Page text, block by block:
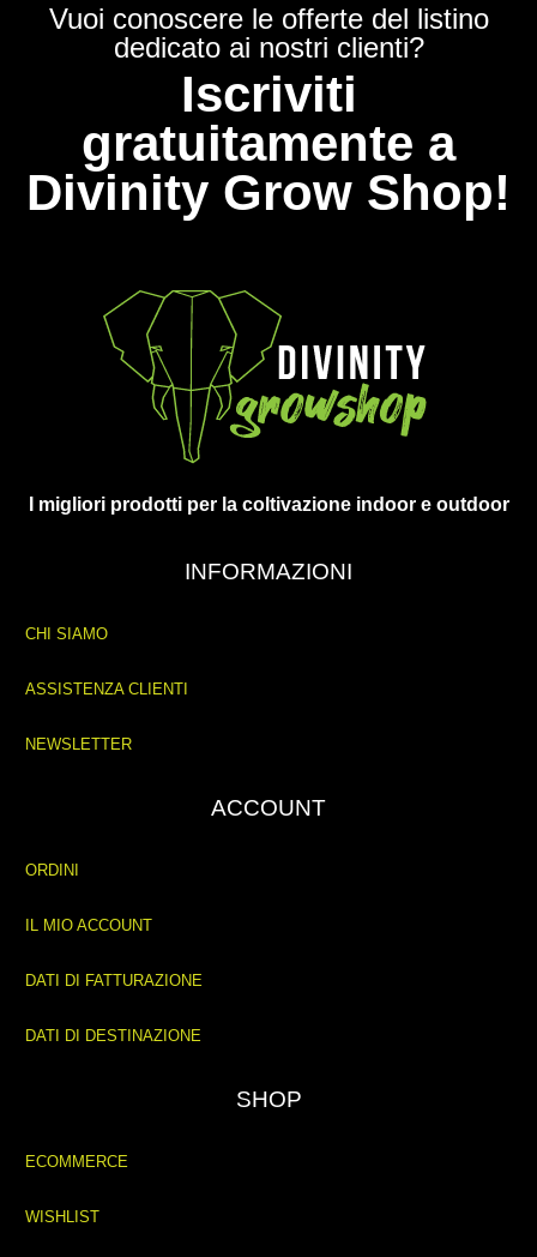
Vuoi conoscere le offerte del listino
dedicato ai nostri clienti?
Iscriviti
gratuitamente a
Divinity Grow Shop!
I migliori prodotti per la coltivazione indoor e outdoor
INFORMAZIONI
CHI SIAMO
ASSISTENZA CLIENTI
NEWSLETTER
ACCOUNT
ORDINI
IL MIO ACCOUNT
DATI DI FATTURAZIONE
DATI DI DESTINAZIONE
SHOP
ECOMMERCE
WISHLIST